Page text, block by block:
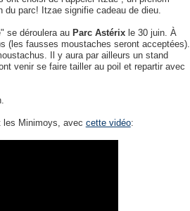
du parc! Itzae signifie cadeau de dieu.
se déroulera au Parc Astérixle 30 juin. À
(les fausses moustaches seront acceptées).
Il y aura par ailleurs un stand
venir se faire tailler au poil et repartir avec
les Minimoys, avec cette vidéo: